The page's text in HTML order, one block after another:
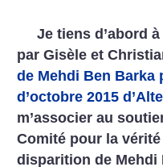
Je tiens d’abord
par Gisèle et
de Mehdi Ben Barka
d’octobre 2015
m’associer au
Comité pour la
disparition de Mehdi